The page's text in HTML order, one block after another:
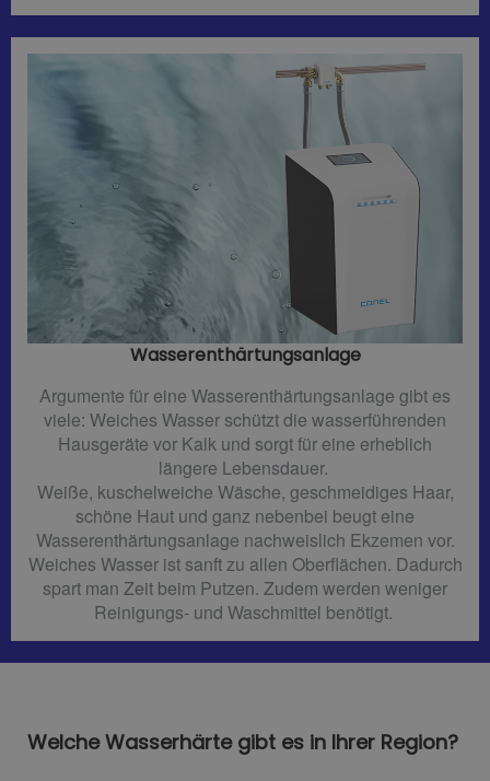
Wasserenthärtungsanlage
Argumente für eine Wasserenthärtungsanlage gibt es
viele: Weiches Wasser schützt die wasserführenden
Hausgeräte vor Kalk und sorgt für eine erheblich
längere Lebensdauer.
Weiße, kuschelweiche Wäsche, geschmeidiges Haar,
schöne Haut und ganz nebenbei beugt eine
Wasserenthärtungsanlage nachweislich Ekzemen vor.
Weiches Wasser ist sanft zu allen Oberflächen. Dadurch
spart man Zeit beim Putzen. Zudem werden weniger
Reinigungs- und Waschmittel benötigt.
Welche Wasserhärte gibt es in Ihrer Region?